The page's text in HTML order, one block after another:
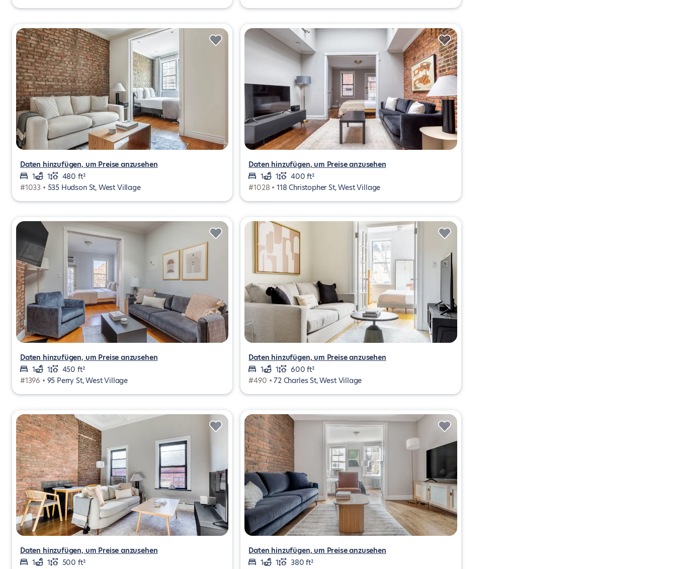
Daten hinzufügen, um Preise anzusehen
1
1
480 ft²
#1033 • 535 Hudson St, West Village
Daten hinzufügen, um Preise anzusehen
1
1
400 ft²
#1028 • 118 Christopher St, West Village
Daten hinzufügen, um Preise anzusehen
1
1
450 ft²
#1396 • 95 Perry St, West Village
Daten hinzufügen, um Preise anzusehen
1
1
600 ft²
#490 •72 Charles St, West Village
Daten hinzufügen, um Preise anzusehen
1
1
500 ft²
Daten hinzufügen, um Preise anzusehen
1
1
380 ft²